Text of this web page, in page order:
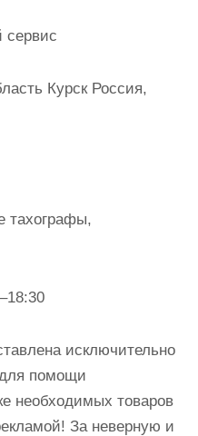
сервис
Курск Россия,
тахографы,
исключительно
помощи
необходимых товаров
За неверную и